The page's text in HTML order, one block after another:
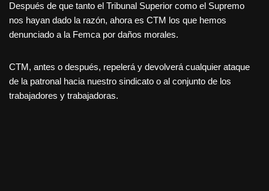
Después de que tanto el Tribunal Superior como el Supremo
nos hayan dado la razón, ahora es CTM los que hemos
denunciado a la Femca por daños morales.
CTM, antes o después, repelerá y devolverá cualquier ataque
de la patronal hacia nuestro sindicato o al conjunto de los
trabajadores y trabajadoras.